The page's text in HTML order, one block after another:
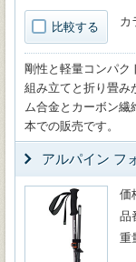
比較する
カ
剛性と軽量コンパ
組み立てと折り畳み
ム合金とカーボン繊
本での販売です。
アルパイン フ
価
品
重